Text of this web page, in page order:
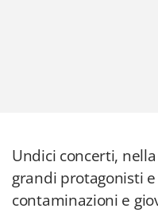
Undici concerti,
grandi protagonisti
contaminazioni e